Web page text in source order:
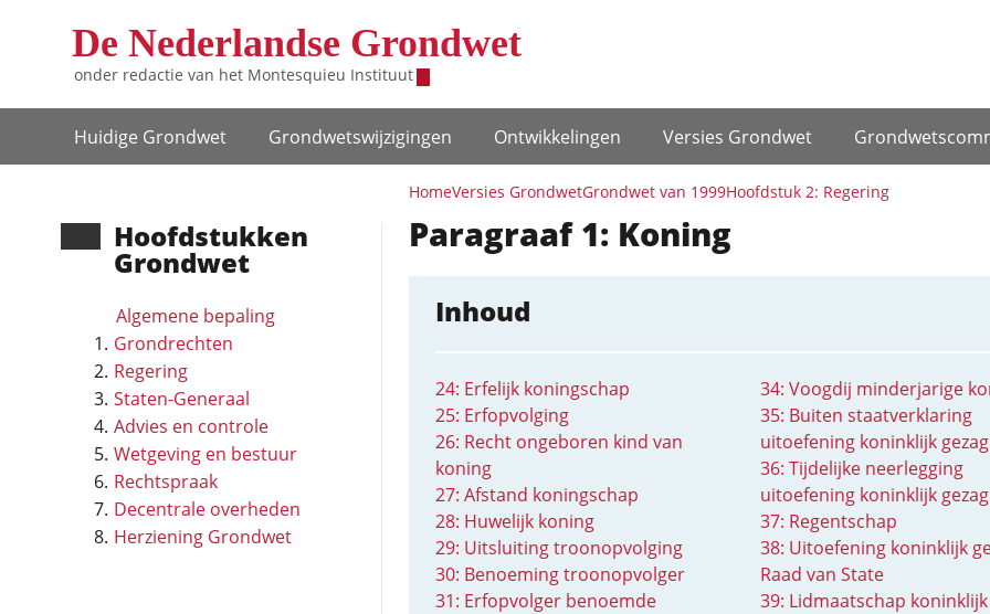
De Nederlandse Grondwet
onder redactie van het Montesquieu Instituut
Hoofdnavigatie
Huidige Grondwet Grondwets­wijzigingen Ontwikke­lingen Versies Grondwet
HomeVersies GrondwetGrondwet van 1999Hoofdstuk 2: Regering
Hoofd­stukken
Grondwet
Algemene bepaling
Grondrechten
Regering
Staten-Generaal
Advies en controle
Wetgeving en bestuur
Rechtspraak
Decentrale overheden
Herziening Grondwet
Paragraaf 1: Koning
Inhoud
24: Erfelijk koningschap
25: Erfopvolging
26: Recht ongeboren kind van
koning
27: Afstand koningschap
28: Huwelijk koning
29: Uitsluiting troonopvolging
30: Benoeming troonopvolger
31: Erfopvolger benoemde
34: Voogdij minderjarige
35: Buiten staatverklaring
uitoefening koninklijk gezag
36: Tijdelijke neerlegging
uitoefening koninklijk gezag
37: Regentschap
38: Uitoefening koninklijk
Raad van State
39: Lidmaatschap koninklijk